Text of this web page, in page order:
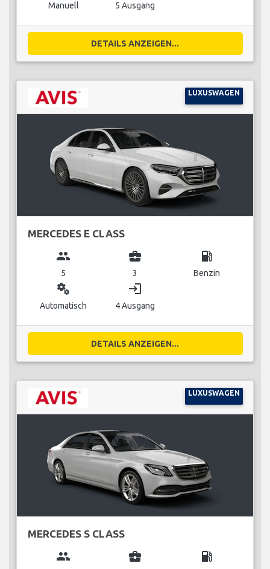
Manuell 5 Ausgang
DETAILS ANZEIGEN...
LUXUSWAGEN
MERCEDES E CLASS
group
5
business_center
3
local_gas_station
Benzin
miscellaneous_services
Automatisch
login
4 Ausgang
DETAILS ANZEIGEN...
LUXUSWAGEN
MERCEDES S CLASS
group business_center local_gas_station